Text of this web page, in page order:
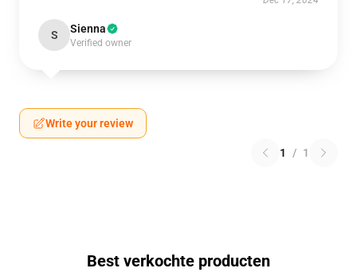
S Sienna
Verified owner
Write your review
1 / 1
Best verkochte producten